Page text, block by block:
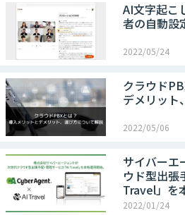
AI文字起こ
者の自動設
2022/05/24
クラウド
デメリット
2022/05/06
サイバーエ
ウド型出張
Travel」を
2022/01/24